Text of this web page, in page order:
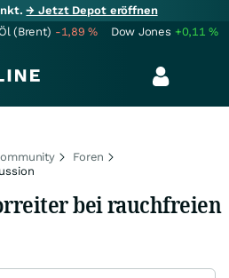
→ Jetzt Depot eröffnen
Öl (Brent) -1,89% Dow Jones +0,11%
Foren
bei rauchfreien